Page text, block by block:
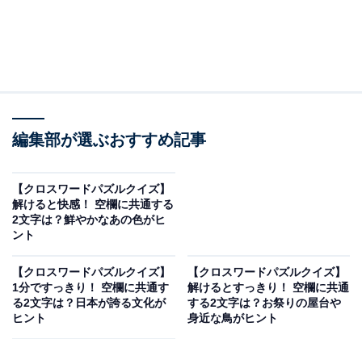
ヒント：左側の縦の言葉は、「真っ赤な果物」の名前で
あわせて読みたい
台や身近な鳥がヒント
編集部が選ぶおすすめ記事
【クロスワードパズルクイズ】
解けると快感！ 空欄に共通する
2文字は？鮮やかなあの色がヒ
ント
【クロスワードパズルクイズ】
1分ですっきり！ 空欄に共通す
る2文字は？日本が誇る文化が
ヒント
【クロスワードパズルクイズ】
解けるとすっきり！ 空欄に共通
する2文字は？お祭りの屋台や
身近な鳥がヒント